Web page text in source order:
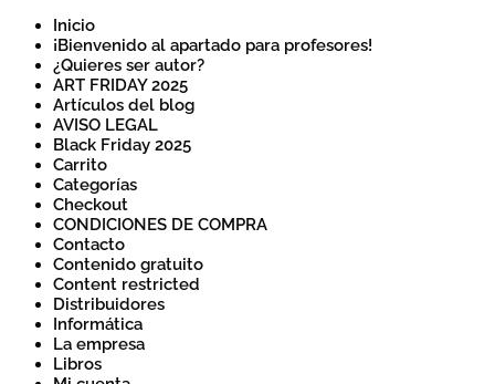
Inicio
¡Bienvenido al apartado para profesores!
¿Quieres ser autor?
ART FRIDAY 2025
Artículos del blog
AVISO LEGAL
Black Friday 2025
Carrito
Categorías
Checkout
CONDICIONES DE COMPRA
Contacto
Contenido gratuito
Content restricted
Distribuidores
Informática
La empresa
Libros